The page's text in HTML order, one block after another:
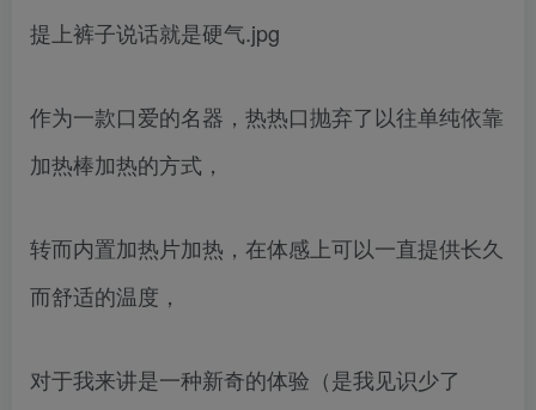
提上裤子说话就是硬气.jpg
作为一款口爱的名器，热热口抛弃了以往单纯依靠
加热棒加热的方式，
转而内置加热片加热，在体感上可以一直提供长久
而舒适的温度，
对于我来讲是一种新奇的体验（是我见识少了